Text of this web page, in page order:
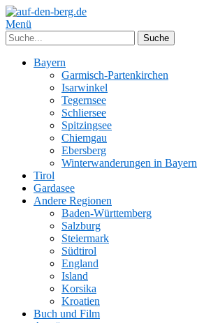
Menü
Bayern
Garmisch-Partenkirchen
Isarwinkel
Tegernsee
Schliersee
Spitzingsee
Chiemgau
Ebersberg
Winterwanderungen in Bayern
Tirol
Gardasee
Andere Regionen
Baden-Württemberg
Salzburg
Steiermark
Südtirol
England
Island
Korsika
Kroatien
Buch und Film